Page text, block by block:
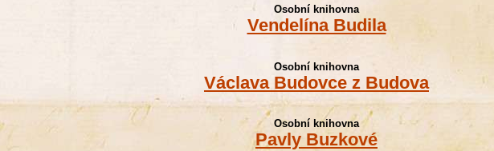
Osobní knihovna
Vendelína Budila
Osobní knihovna
Václava Budovce z Budova
Osobní knihovna
Pavly Buzkové